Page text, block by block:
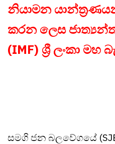
නියාමන
කරන ලෙස
(IMF) ශ්‍රී ලංකා මහ
සමගි ජන බලවේගයේ